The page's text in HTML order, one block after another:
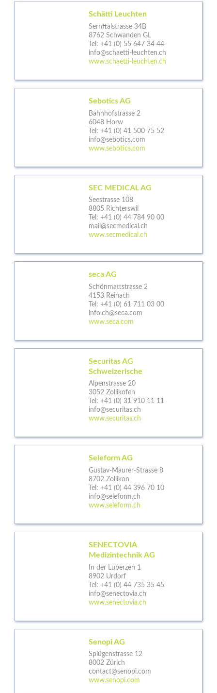
Schätti Leuchten
Sernftalstrasse 34B
8762 Schwanden GL
Tel: +41 (0) 55 647 34 44
info@schaetti-leuchten.ch
www.schaetti-leuchten.ch
Sebotics AG
Bahnhofstrasse 2
6048 Horw
Tel: +41 (0) 41 500 75 52
info@sebotics.com
www.sebotics.com
SEC MEDICAL AG
Seestrasse 108
8805 Richterswil
Tel: +41 (0) 44 784 90 00
mail@secmedical.ch
www.secmedical.ch
seca AG
Schönmattstrasse 2
4153 Reinach
Tel: +41 (0) 61 711 03 00
info.ch@seca.com
www.seca.com
Securitas AG
Schweizerische
Alpenstrasse 20
3052 Zollikofen
Tel: +41 (0) 31 910 11 11
info@securitas.ch
www.securitas.ch
Seleform AG
Gustav-Maurer-Strasse 8
8702 Zollikon
Tel: +41 (0) 44 396 70 10
info@seleform.ch
www.seleform.ch
SENECTOVIA
Medizintechnik AG
In der Luberzen 1
8902 Urdorf
Tel: +41 (0) 44 735 35 45
info@senectovia.ch
www.senectovia.ch
Senopi AG
Splügenstrasse 12
8002 Zürich
contact@senopi.com
www.senopi.com